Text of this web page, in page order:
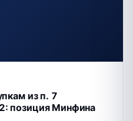
из п. 7
позиция Минфина